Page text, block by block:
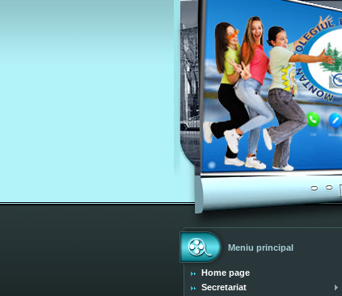
Meniu principal
Home page
Secretariat